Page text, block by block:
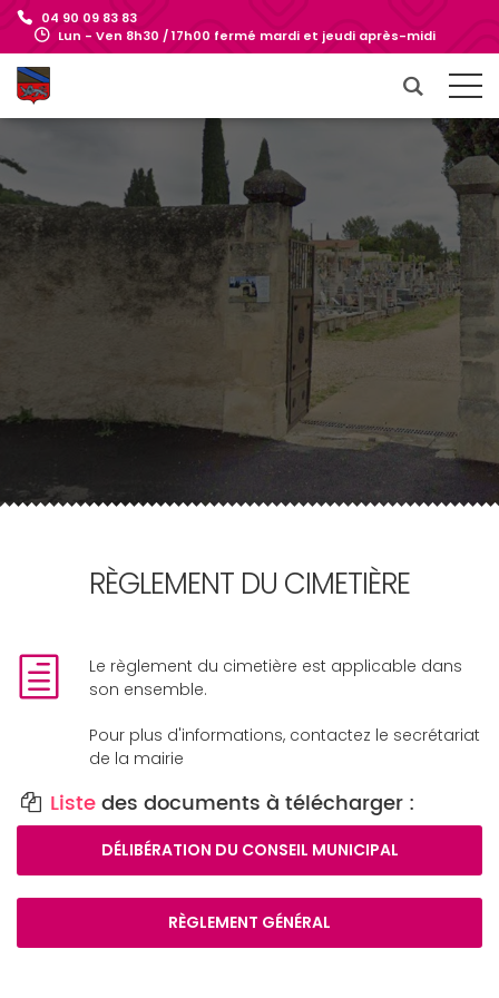
04 90 09 83 83
Lun - Ven 8h30 / 17h00 fermé mardi et jeudi après-midi
RÈGLEMENT DU CIMETIÈRE
Le règlement du cimetière est applicable dans
son ensemble.
Pour plus d'informations, contactez le secrétariat
de la mairie
Listedes documents à télécharger :
DÉLIBÉRATION DU CONSEIL MUNICIPAL
RÈGLEMENT GÉNÉRAL